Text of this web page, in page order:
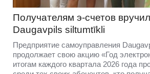
Получателям э-счетов
Daugavpils siltumtīkli
Предприятие самоуправления
продолжает свою акцию «Год
итогам каждого квартала 2026 года